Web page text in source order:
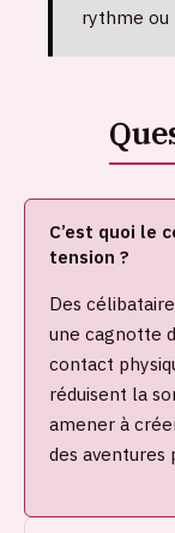
rythme ou
C’est quoi le
tension ?
Des
une cagnotte
contact
réduisent la
amener à
des aventures